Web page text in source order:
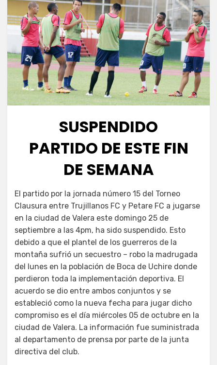
SUSPENDIDO
PARTIDO DE ESTE FIN
DE SEMANA
El partido por la jornada número 15 del Torneo
Clausura entre Trujillanos FC y Petare FC a jugarse
en la ciudad de Valera este domingo 25 de
septiembre a las 4pm, ha sido suspendido. Esto
debido a que el plantel de los guerreros de la
montaña sufrió un secuestro – robo la madrugada
del lunes en la población de Boca de Uchire donde
perdieron toda la implementación deportiva. El
acuerdo se dio entre ambos conjuntos y se
estableció como la nueva fecha para jugar dicho
compromiso es el día miércoles 05 de octubre en la
ciudad de Valera. La información fue suministrada
al departamento de prensa por parte de la junta
directiva del club.